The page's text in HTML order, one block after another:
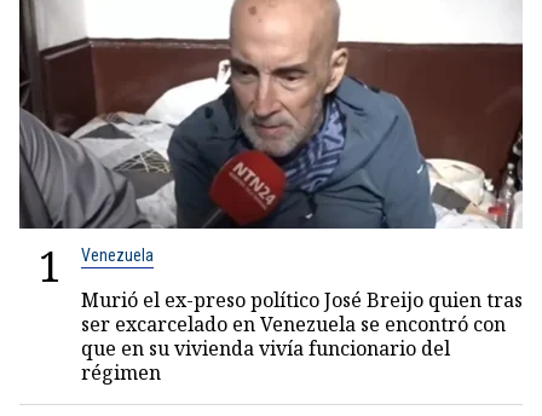
1 Venezuela
Murió el ex-preso político José Breijo quien tras
ser excarcelado en Venezuela se encontró con
que en su vivienda vivía funcionario del
régimen